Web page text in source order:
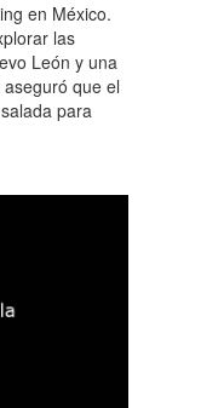
en México.
las
León y una
que el
para